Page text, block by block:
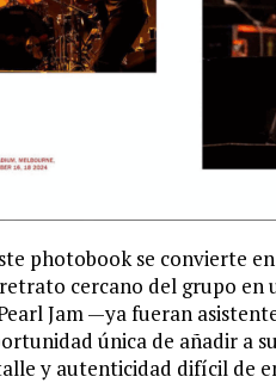
photobook se convierte
cercano del grupo en
Jam —ya fueran
única de añadir a
y autenticidad difícil de